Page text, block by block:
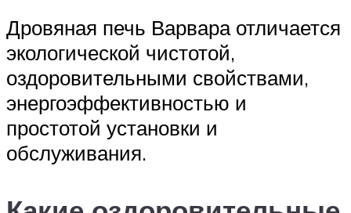
Дровяная печь Варвара отличается
экологической чистотой,
оздоровительными свойствами,
энергоэффективностью и
простотой установки и
обслуживания.